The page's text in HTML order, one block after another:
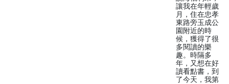
讓我在年輕歲
月，住在忠孝
東路旁玉成公
園附近的時
候，獲得了很
多閱讀的樂
趣。時隔多
年，又想在好
讀看點書，到
了今天，我第